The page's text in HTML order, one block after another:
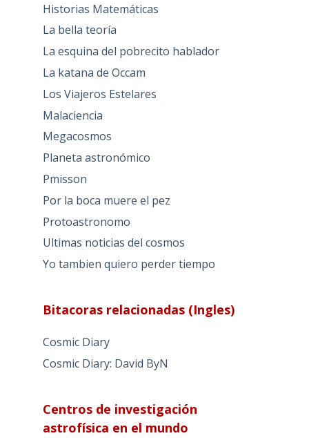
Historias Matemáticas
La bella teoría
La esquina del pobrecito hablador
La katana de Occam
Los Viajeros Estelares
Malaciencia
Megacosmos
Planeta astronómico
Pmisson
Por la boca muere el pez
Protoastronomo
Ultimas noticias del cosmos
Yo tambien quiero perder tiempo
Bitacoras relacionadas (Ingles)
Cosmic Diary
Cosmic Diary: David ByN
Centros de investigación
astrofísica en el mundo